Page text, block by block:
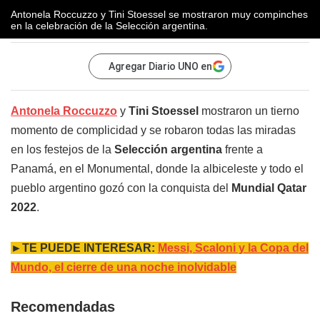
Antonela Roccuzzo y Tini Stoessel se mostraron muy compinches
en la celebración de la Selección argentina.
Agregar Diario UNO en
Antonela Roccuzzo y Tini Stoessel mostraron un tierno
momento de complicidad y se robaron todas las miradas
en los festejos de la Selección argentina frente a
Panamá, en el Monumental, donde la albiceleste y todo el
pueblo argentino gozó con la conquista del
Mundial Qatar
2022.
►TE PUEDE INTERESAR: Messi, Scaloni y la Copa del
Mundo, el cierre de una noche inolvidable
Recomendadas